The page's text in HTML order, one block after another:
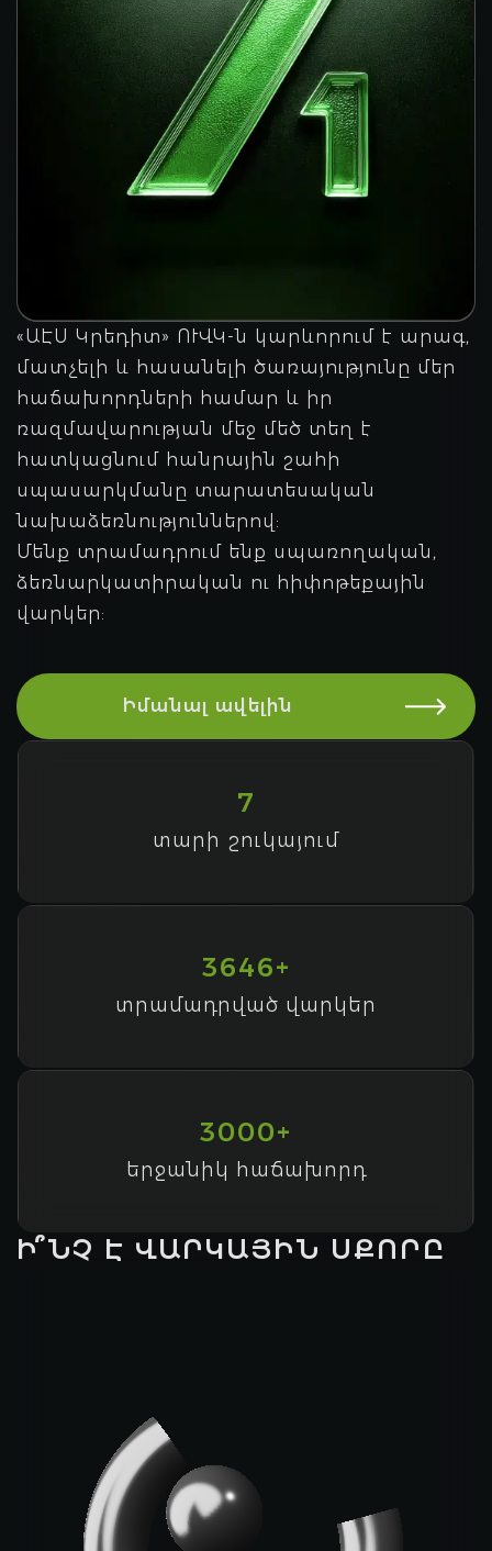
«ԱԷՍ Կրեդիտ» ՈՒՎԿ-ն կարևորում է արագ,
մատչելի և հասանելի ծառայությունը մեր
հաճախորդների համար և իր
ռազմավարության մեջ մեծ տեղ է
հատկացնում հանրային շահի
սպասարկմանը տարատեսական
նախաձեռնություններով:
Մենք տրամադրում ենք սպառողական,
ձեռնարկատիրական ու հիփոթեքային
վարկեր:
Իմանալ ավելին
7
տարի շուկայում
3646+
տրամադրված վարկեր
3000+
երջանիկ հաճախորդ
Ի՞ՆՉ Է ՎԱՐԿԱՅԻՆ ՍՔՈՐԸ